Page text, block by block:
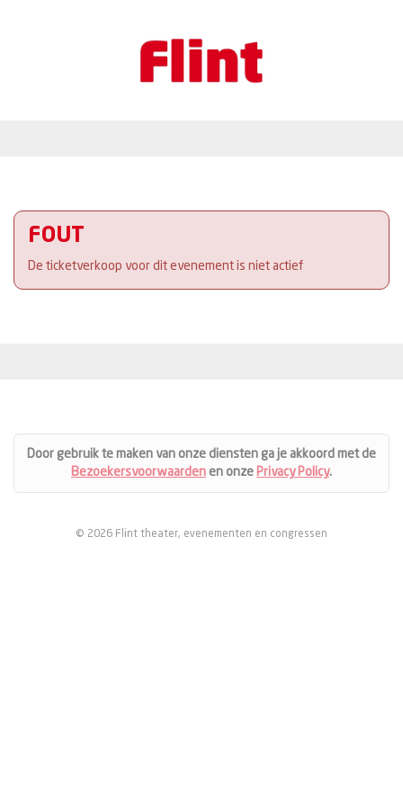
FOUT
De ticketverkoop voor dit evenement is niet actief
Door gebruik te maken van onze diensten ga je akkoord met de
Bezoekersvoorwaarden en onze Privacy Policy.
© 2026 Flint theater, evenementen en congressen